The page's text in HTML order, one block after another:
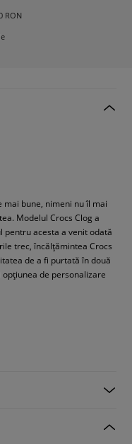
RON
bune, nimeni nu îl mai
Modelul Crocs Clog a
pentru acesta a venit odată
trec, încălțămintea Crocs
de a fi purtată în două
de personalizare